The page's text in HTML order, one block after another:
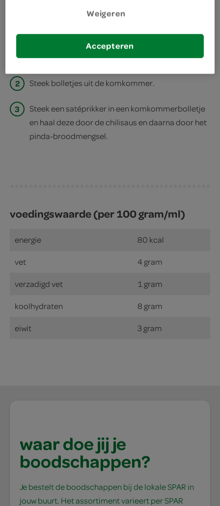
1 Meng het brood met de pinda's.
2 Steek bolletjes uit de komkommer.
3
Steek een satéprikker in een komkommerbolletje
en haal deze door de chilisaus en daarna door het
pinda-broodmengsel.
voedingswaarde (per 100 gram/ml)
energie 80 kcal
vet 4 gram
verzadigd vet 1 gram
koolhydraten 8 gram
eiwit 3 gram
waar doe jij je
boodschappen?
Je bestelt de boodschappen bij de lokale SPAR in
jouw buurt. Het assortiment varieert per SPAR
Weigeren
Accepteren